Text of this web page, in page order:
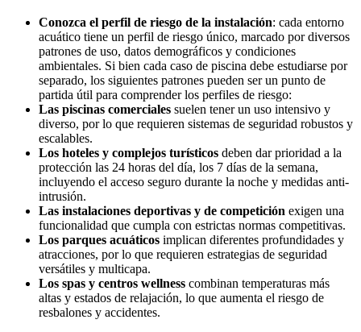
Conozca el perfil de riesgo de la instalación: cada entorno
acuático tiene un perfil de riesgo único, marcado por diversos
patrones de uso, datos demográficos y condiciones
ambientales. Si bien cada caso de piscina debe estudiarse por
separado, los siguientes patrones pueden ser un punto de
partida útil para comprender los perfiles de riesgo:
Las piscinas comerciales suelen tener un uso intensivo y
diverso, por lo que requieren sistemas de seguridad robustos y
escalables.
Los hoteles y complejos turísticos deben dar prioridad a la
protección las 24 horas del día, los 7 días de la semana,
incluyendo el acceso seguro durante la noche y medidas anti-
intrusión.
Las instalaciones deportivas y de competición exigen una
funcionalidad que cumpla con estrictas normas competitivas.
Los parques acuáticos implican diferentes profundidades y
atracciones, por lo que requieren estrategias de seguridad
versátiles y multicapa.
Los spas y centros wellness combinan temperaturas más
altas y estados de relajación, lo que aumenta el riesgo de
resbalones y accidentes.